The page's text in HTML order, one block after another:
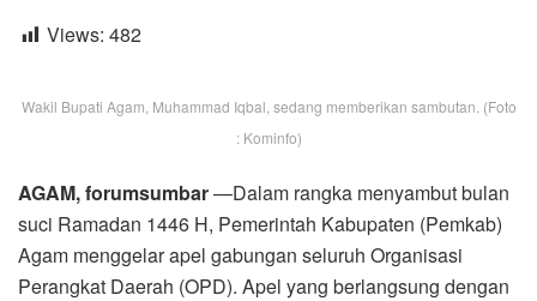
Views: 482
Wakil Bupati Agam, Muhammad Iqbal, sedang memberikan sambutan. (Foto
: Kominfo)
AGAM, forumsumbar—Dalam rangka menyambut bulan
suci Ramadan 1446 H, Pemerintah Kabupaten (Pemkab)
Agam menggelar apel gabungan seluruh Organisasi
Perangkat Daerah (OPD). Apel yang berlangsung dengan